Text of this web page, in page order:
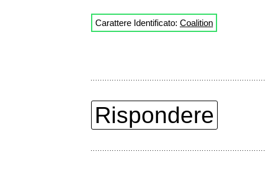
Carattere Identificato: Coalition
Rispondere